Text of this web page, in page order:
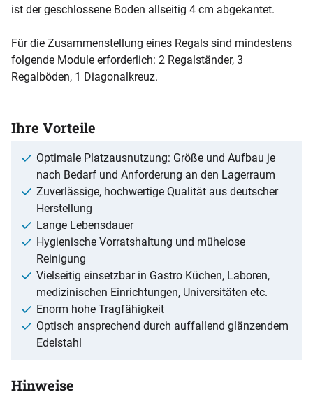
ist der geschlossene Boden allseitig 4 cm abgekantet.
Für die Zusammenstellung eines Regals sind mindestens
folgende Module erforderlich: 2 Regalständer, 3
Regalböden, 1 Diagonalkreuz.
Ihre Vorteile
Optimale Platzausnutzung: Größe und Aufbau je
nach Bedarf und Anforderung an den Lagerraum
Zuverlässige, hochwertige Qualität aus deutscher
Herstellung
Lange Lebensdauer
Hygienische Vorratshaltung und mühelose
Reinigung
Vielseitig einsetzbar in Gastro Küchen, Laboren,
medizinischen Einrichtungen, Universitäten etc.
Enorm hohe Tragfähigkeit
Optisch ansprechend durch auffallend glänzendem
Edelstahl
Hinweise